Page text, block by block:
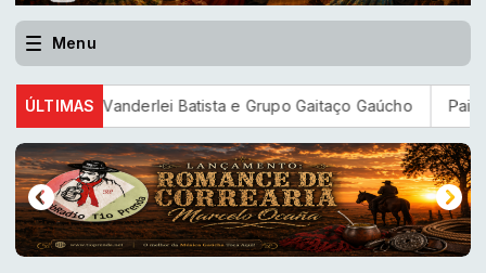
Menu
ÚLTIMAS
- Vanderlei Batista e Grupo Gaitaço Gaúcho Pais estão